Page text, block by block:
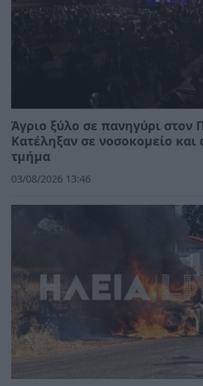
Άγριο ξύλο σε πανηγύρι στον
Κατέληξαν σε νοσοκομείο και
τμήμα
03/08/2026 13:46